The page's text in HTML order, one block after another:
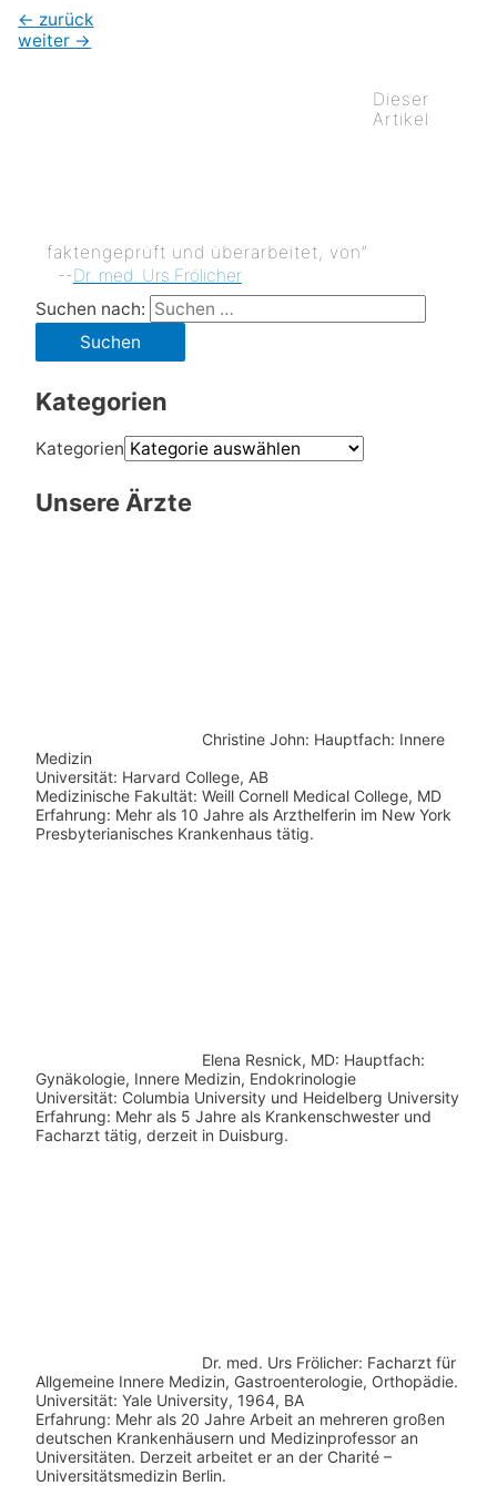
← zurück
weiter →
Dieser
Artikel
faktengeprüft und überarbeitet, von”
--Dr. med. Urs Frölicher
Suchen nach:
Kategorien
Kategorien
Unsere Ärzte
Christine John: Hauptfach: Innere
Medizin
Universität: Harvard College, AB
Medizinische Fakultät: Weill Cornell Medical College, MD
Erfahrung: Mehr als 10 Jahre als Arzthelferin im New York
Presbyterianisches Krankenhaus tätig.
Elena Resnick, MD: Hauptfach:
Gynäkologie, Innere Medizin, Endokrinologie
Universität: Columbia University und Heidelberg University
Erfahrung: Mehr als 5 Jahre als Krankenschwester und
Facharzt tätig, derzeit in Duisburg.
Dr. med. Urs Frölicher: Facharzt für
Allgemeine Innere Medizin, Gastroenterologie, Orthopädie.
Universität: Yale University, 1964, BA
Erfahrung: Mehr als 20 Jahre Arbeit an mehreren großen
deutschen Krankenhäusern und Medizinprofessor an
Universitäten. Derzeit arbeitet er an der Charité –
Universitätsmedizin Berlin.